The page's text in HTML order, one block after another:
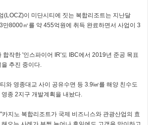
(LOCZ)이 미단시티에 짓는 복합리조트는 지난달
만8000㎡를 약 455억원에 취득 완료하면서 사업이 3
합작한 '인스파이어 IR'도 IBC에서 2019년 준공 목표
추진 중이다.
와 영종대교 사이 공유수면 등 3.9㎢를 해양 친수도
종 2지구 개발계획을 내놨다.
지노 복합리조트가 국제 비즈니스와 관광산업의 효